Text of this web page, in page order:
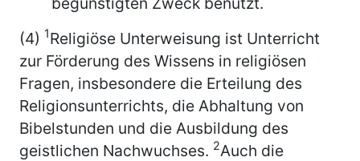
(4) 1Religiöse Unterweisung ist Unterricht
zur Förderung des Wissens in religiösen
Fragen, insbesondere die Erteilung des
Religionsunterrichts, die Abhaltung von
Bibelstunden und die Ausbildung des
geistlichen Nachwuchses. 2Auch die